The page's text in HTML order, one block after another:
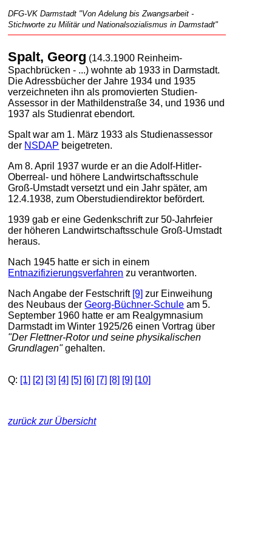
DFG-VK Darmstadt "Von Adelung bis Zwangsarbeit -
Stichworte zu Militär und Nationalsozialismus in Darmstadt"
Spalt, Georg (14.3.1900 Reinheim-
Spachbrücken - ...) wohnte ab 1933 in Darmstadt.
Die Adressbücher der Jahre 1934 und 1935
verzeichneten ihn als promovierten Studien-
Assessor in der Mathildenstraße 34, und 1936 und
1937 als Studienrat ebendort.
Spalt war am 1. März 1933 als Studienassessor
der NSDAP beigetreten.
Am 8. April 1937 wurde er an die Adolf-Hitler-
Oberreal- und höhere Landwirtschaftsschule
Groß-Umstadt versetzt und ein Jahr später, am
12.4.1938, zum Oberstudiendirektor befördert.
1939 gab er eine Gedenkschrift zur 50-Jahrfeier
der höheren Landwirtschaftsschule Groß-Umstadt
heraus.
Nach 1945 hatte er sich in einem
Entnazifizierungsverfahren zu verantworten.
Nach Angabe der Festschrift [9] zur Einweihung
des Neubaus derGeorg-Büchner-Schule am 5.
September 1960 hatte er am Realgymnasium
Darmstadt im Winter 1925/26 einen Vortrag über
"Der Flettner-Rotor und seine physikalischen
Grundlagen"gehalten.
Q: [1] [2] [3] [4] [5] [6] [7] [8] [9] [10]
zurück zur Übersicht